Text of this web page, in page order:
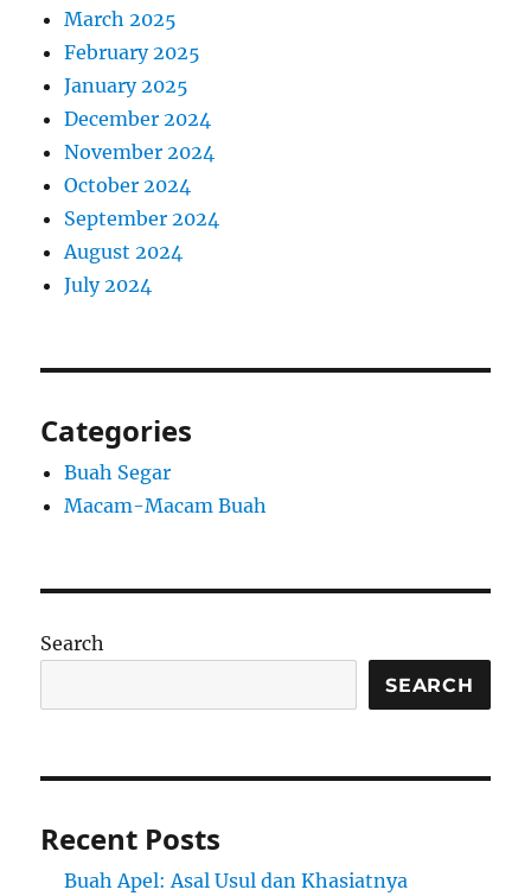
March 2025
February 2025
January 2025
December 2024
November 2024
October 2024
September 2024
August 2024
July 2024
Categories
Buah Segar
Macam-Macam Buah
Search
SEARCH
Recent Posts
Buah Apel: Asal Usul dan Khasiatnya